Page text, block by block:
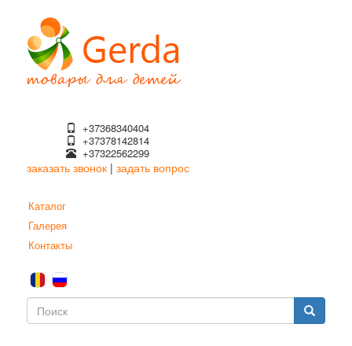
основному
содержанию
+37368340404
+37378142814
+37322562299
заказать звонок | задать вопрос
Каталог
Галерея
Контакты
Форма